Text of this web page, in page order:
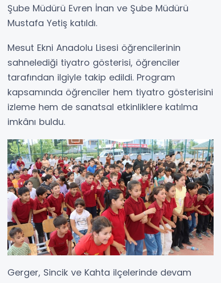
Şube Müdürü Evren İnan ve Şube Müdürü
Mustafa Yetiş katıldı.
Mesut Ekni Anadolu Lisesi öğrencilerinin
sahnelediği tiyatro gösterisi, öğrenciler
tarafından ilgiyle takip edildi. Program
kapsamında öğrenciler hem tiyatro gösterisini
izleme hem de sanatsal etkinliklere katılma
imkânı buldu.
Gerger, Sincik ve Kahta ilçelerinde devam